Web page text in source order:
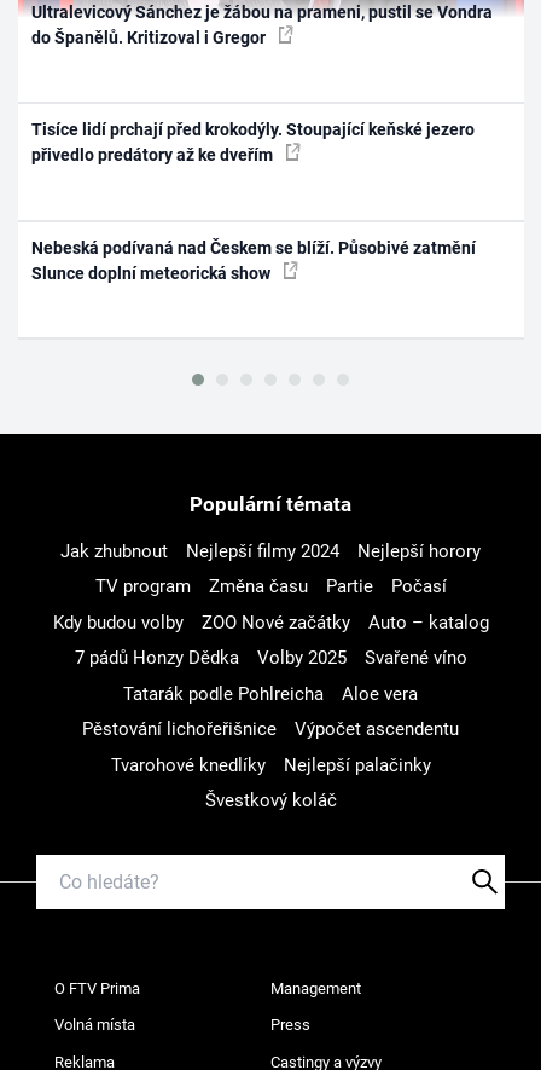
Ultralevicový Sánchez je žábou na prameni, pustil se Vondra
do Španělů. Kritizoval i Gregor
Tisíce lidí prchají před krokodýly. Stoupající keňské jezero
přivedlo predátory až ke dveřím
Nebeská podívaná nad Českem se blíží. Působivé zatmění
Slunce doplní meteorická show
Populární témata
Jak zhubnout Nejlepší filmy 2024
Nejlepší horory
TV program
Změna času Partie
Počasí
Kdy budou volby
ZOO Nové začátky
Auto – katalog
7 pádů Honzy Dědka
Volby 2025
Svařené víno
Tatarák podle Pohlreicha
Aloe vera
Pěstování lichořeřišnice
Výpočet ascendentu
Tvarohové knedlíky
Nejlepší palačinky
Švestkový koláč
O FTV Prima Management
Volná místa Press
Reklama Castingy a výzvy